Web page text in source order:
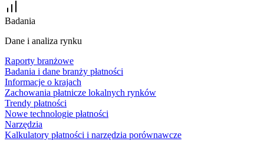
Badania
Dane i analiza rynku
Raporty branżowe
Badania i dane branży płatności
Informacje o krajach
Zachowania płatnicze lokalnych rynków
Trendy płatności
Nowe technologie płatności
Narzędzia
Kalkulatory płatności i narzędzia porównawcze